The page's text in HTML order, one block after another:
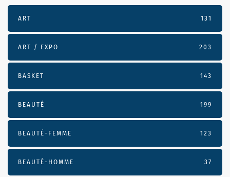
ART 131
ART / EXPO 203
BASKET 143
BEAUTÉ 199
BEAUTÉ-FEMME 123
BEAUTÉ-HOMME 37